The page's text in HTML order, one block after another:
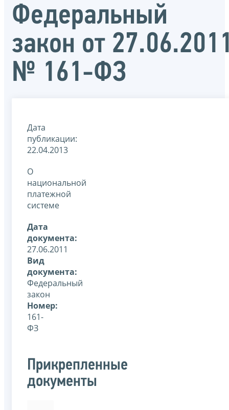
Федеральный
закон от
№ 161-ФЗ
Дата
публикации:
22.04.2013
О
национальной
платежной
системе
Дата
документа:
27.06.2011
Вид
документа:
Федеральный
закон
Номер:
161-
ФЗ
Прикрепленные
документы